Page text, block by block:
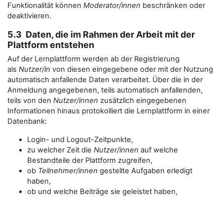
Funktionalität können Moderator/innen beschränken oder
deaktivieren.
5.3 Daten, die im Rahmen der Arbeit mit der
Plattform entstehen
Auf der Lernplattform werden ab der Registrierung
als Nutzer/in von diesen eingegebene oder mit der Nutzung
automatisch anfallende Daten verarbeitet. Über die in der
Anmeldung angegebenen, teils automatisch anfallenden,
teils von den Nutzer/innen zusätzlich eingegebenen
Informationen hinaus protokolliert die Lernplattform in einer
Datenbank:
Login- und Logout-Zeitpunkte,
zu welcher Zeit die Nutzer/innen auf welche
Bestandteile der Plattform zugreifen,
ob Teilnehmer/innen gestellte Aufgaben erledigt
haben,
ob und welche Beiträge sie geleistet haben,